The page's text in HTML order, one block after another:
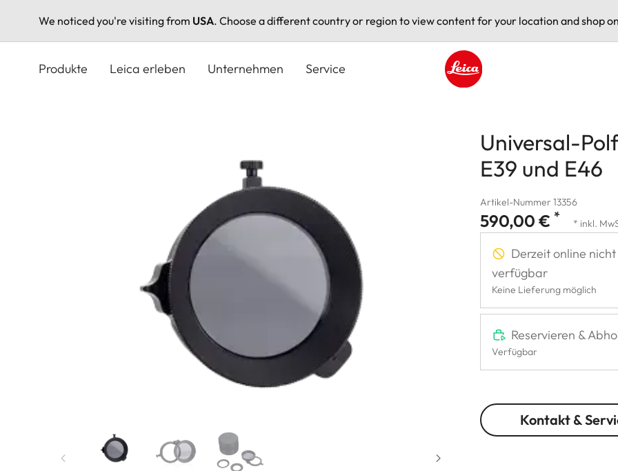
We noticed you're visiting from USA. Choose a different country or region to view content for your location and shop
Produkte Leica erleben Unternehmen Service
Universal-
E39 und E46
Artikel-Nummer 13356
590,00 € * * inkl.
Derzeit online nicht
verfügbar
Keine Lieferung möglich
Reservieren &
Verfügbar
Kontakt &